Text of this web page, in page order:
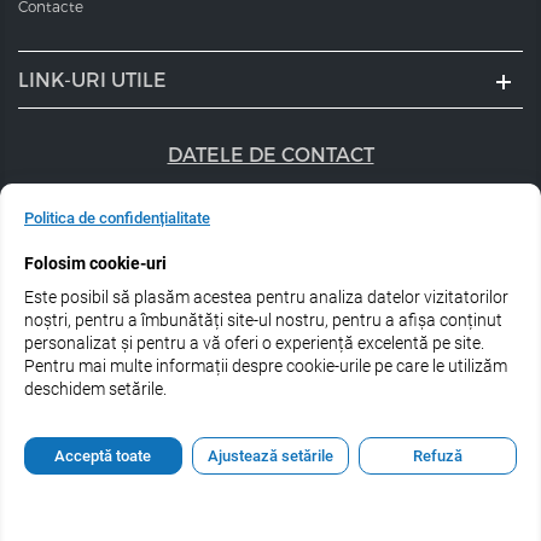
Contacte
LINK-URI UTILE
DATELE DE CONTACT
+40 747 056 359
Urmărește-ne pe rețele de socializare:
Politica de confidențialitate
Folosim cookie-uri
Este posibil să plasăm acestea pentru analiza datelor vizitatorilor
noștri, pentru a îmbunătăți site-ul nostru, pentru a afișa conținut
personalizat și pentru a vă oferi o experiență excelentă pe site.
Pentru mai multe informații despre cookie-urile pe care le utilizăm
deschidem setările.
Acceptă toate Ajustează setările Refuză